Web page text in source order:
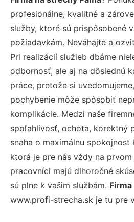
profesionálne, kvalitné a
služby, ktoré sú prispôsobené
požiadavkám. Neváhajte a
Pri realizácií služieb dbáme
odbornosť, ale aj na dôslednú
práce, pretože si
pochybenie môže spôsobiť
komplikácie. Medzi naše
spoľahlivosť, ochota, korektný
snaha o maximálnu spokojnosť
ktorá je pre nás vždy na prvom
pracovníci majú dlhoročné
sú plne k vašim službám.
www.profi-strecha.sk je tu pre